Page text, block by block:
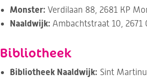
Monster: Verdilaan 88, 2681 KP
Naaldwijk: Ambachtstraat 10, 2671
Bibliotheek
Bibliotheek Naaldwijk: Sint